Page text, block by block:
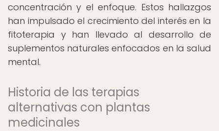
concentración y el enfoque. Estos hallazgos
han impulsado el crecimiento del interés en la
fitoterapia y han llevado al desarrollo de
suplementos naturales enfocados en la salud
mental.
Historia de las terapias
alternativas con plantas
medicinales